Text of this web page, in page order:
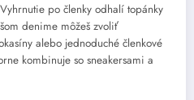
po členky odhalí topánky
denime môžeš zvoliť
alebo jednoduché členkové
kombinuje so sneakersami a